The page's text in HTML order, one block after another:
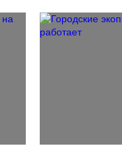
философии